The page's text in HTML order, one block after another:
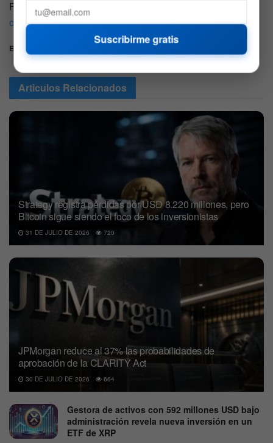
Fuente:https://emurgo.io/blog/emurgo-releases-oracle-
core-for-developers
Etiquetas: pools de oracle
Articulos Relacionados
Strategy registra pérdidas por USD 8.220 millones, pero
Bitcoin sigue siendo el foco de los inversionistas
31 DE JULIO DE 2026 720
JPMorgan reduce al 37% las probabilidades de
aprobación de la CLARITY Act
30 DE JULIO DE 2026 664
Gestora de activos con 592 millones USD bajo
administración revela nueva inversión en un
ETF de XRP
Suscribirme gratis